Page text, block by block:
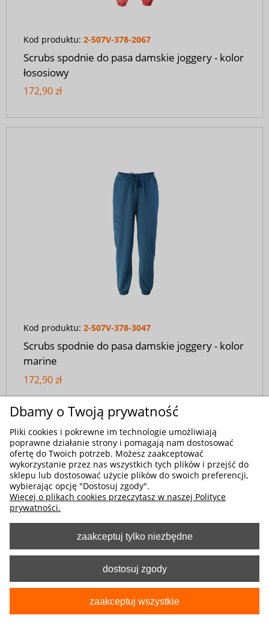
Kod produktu: 2-507V-378-2067
Scrubs spodnie do pasa damskie joggery - kolor
łososiowy
172,90 zł
Kod produktu: 2-507V-378-3047
Scrubs spodnie do pasa damskie joggery - kolor
marine
172,90 zł
Kod produktu:2-507V-378-3074
Dbamy o Twoją prywatność
Pliki cookies i pokrewne im technologie umożliwiają
poprawne działanie strony i pomagają nam dostosować
ofertę do Twoich potrzeb. Możesz zaakceptować
wykorzystanie przez nas wszystkich tych plików i przejść do
sklepu lub dostosować użycie plików do swoich preferencji,
wybierając opcję "Dostosuj zgody".
Więcej o plikach cookies przeczytasz w naszej Polityce
prywatności.
zaakceptuj tylko niezbędne
dostosuj zgody
zaakceptuj wszystkie